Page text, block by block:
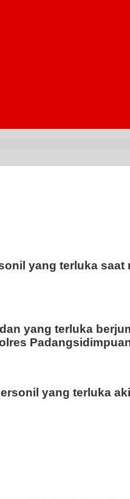
yang terluka
yang terluka
yang terluka